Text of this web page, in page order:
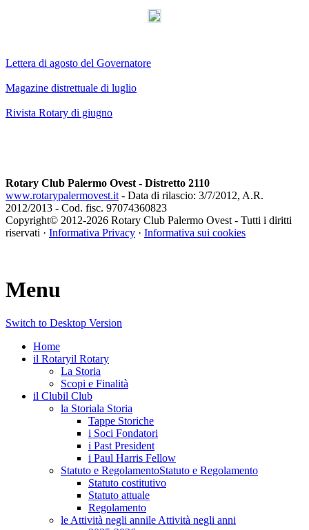
Lettera di agosto del Governatore
Magazine distrettuale di luglio
Rivista Rotary di giugno
Rotary Club Palermo Ovest - Distretto 2110
www.rotarypalermovest.it - Data di rilascio: 3/7/2012, A.R.
2012/2013 - Cod. fisc. 97074360823
Copyright© 2012-2026 Rotary Club Palermo Ovest - Tutti i diritti
riservati · Informativa Privacy · Informativa sui cookies
Menu
Switch to Desktop Version
Home
il Rotaryil Rotary
La Storia
Scopi e Finalità
il Clubil Club
la Storiala Storia
Tappe Storiche
i Soci Fondatori
i Past President
i Paul Harris Fellow
Statuto e RegolamentoStatuto e Regolamento
Statuto costitutivo
Statuto attuale
Regolamento
le Attività negli annile Attività negli anni